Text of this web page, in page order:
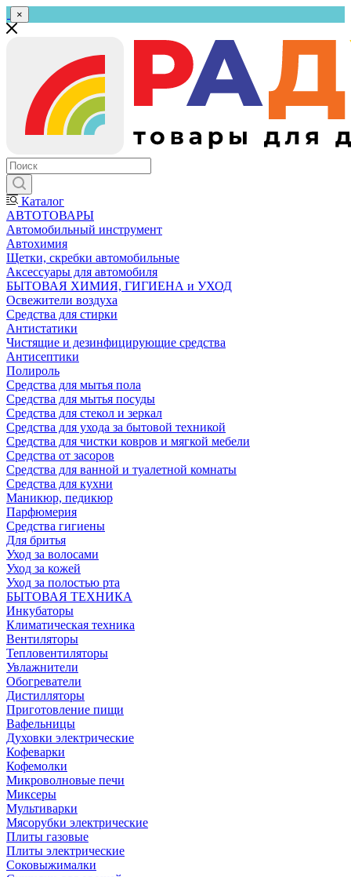
×
Каталог
АВТОТОВАРЫ
Автомобильный инструмент
Автохимия
Щетки, скребки автомобильные
Аксессуары для автомобиля
БЫТОВАЯ ХИМИЯ, ГИГИЕНА и УХОД
Освежители воздуха
Средства для стирки
Антистатики
Чистящие и дезинфицирующие средства
Антисептики
Полироль
Средства для мытья пола
Средства для мытья посуды
Средства для стекол и зеркал
Средства для ухода за бытовой техникой
Средства для чистки ковров и мягкой мебели
Средства от засоров
Средства для ванной и туалетной комнаты
Средства для кухни
Маникюр, педикюр
Парфюмерия
Средства гигиены
Для бритья
Уход за волосами
Уход за кожей
Уход за полостью рта
БЫТОВАЯ ТЕХНИКА
Инкубаторы
Климатическая техника
Вентиляторы
Тепловентиляторы
Увлажнители
Обогреватели
Дистилляторы
Приготовление пищи
Вафельницы
Духовки электрические
Кофеварки
Кофемолки
Микроволновые печи
Миксеры
Мультиварки
Мясорубки электрические
Плиты газовые
Плиты электрические
Соковыжималки